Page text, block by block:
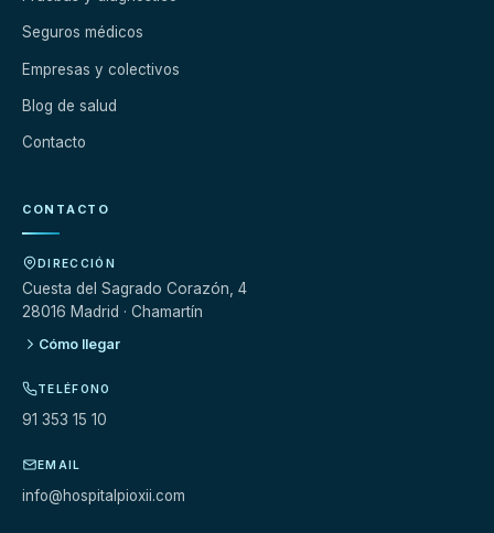
Seguros médicos
Empresas y colectivos
Blog de salud
Contacto
CONTACTO
DIRECCIÓN
Cuesta del Sagrado Corazón, 4
28016 Madrid · Chamartín
Cómo llegar
TELÉFONO
91 353 15 10
EMAIL
info@hospitalpioxii.com